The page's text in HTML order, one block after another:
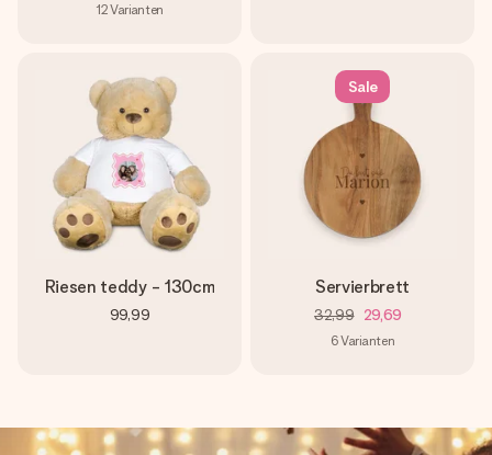
12Varianten
Riesen teddy - 130cm
99,99
Sale
Servierbrett
32,99 29,69
6Varianten